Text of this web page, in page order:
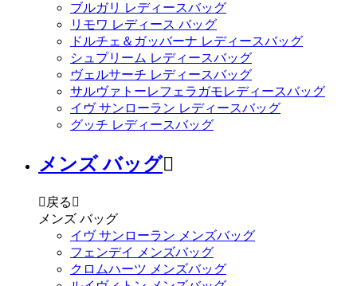
ブルガリ レディースバッグ
リモワ レディース バッグ
ドルチェ＆ガッバーナ レディースバッグ
シュプリーム レディースバッグ
ヴェルサーチ レディースバッグ
サルヴァトーレフェラガモレディースバッグ
イヴ サンローラン レディースバッグ
グッチ レディースバッグ
メンズ バッグ
 戻る 
メンズ バッグ
イヴ サンローラン メンズバッグ
フェンデイ メンズバッグ
クロムハーツ メンズバッグ